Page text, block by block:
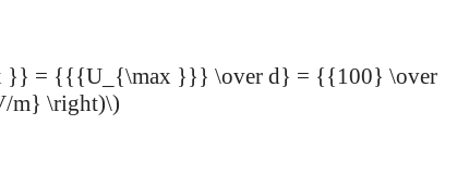
}} = {{{U_{\max }}} \over d} = {{100} \over
m} \right)\)